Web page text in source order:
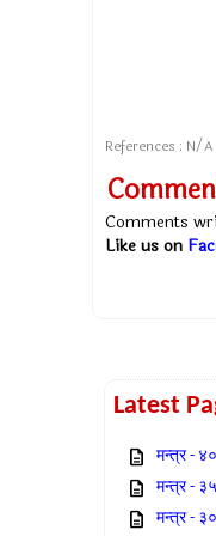
References : N/A
Comments
Like us on
Latest
मन्त्र -
मन्त्र -
मन्त्र -